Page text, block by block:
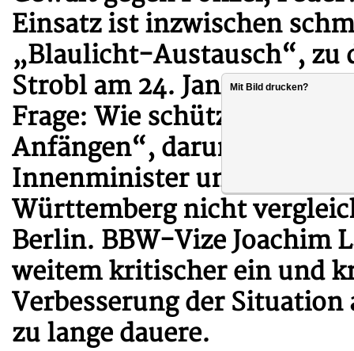
Einsatz ist inzwischen
„Blaulicht-Austausch“, zu
Strobl am 24. Januar 2023
Frage: Wie schützen wir
Anfängen“, darum gehe es
Innenminister und verwies
Württemberg nicht
Berlin. BBW-Vize Joachim
weitem kritischer ein und
Verbesserung der Situation
zu lange dauere.
Mit Bild drucken?